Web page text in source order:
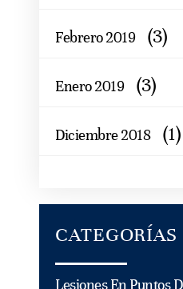
Febrero 2019 (3)
Enero 2019 (3)
Diciembre 2018 (1)
CATEGORÍAS
Lesiones En Puntos